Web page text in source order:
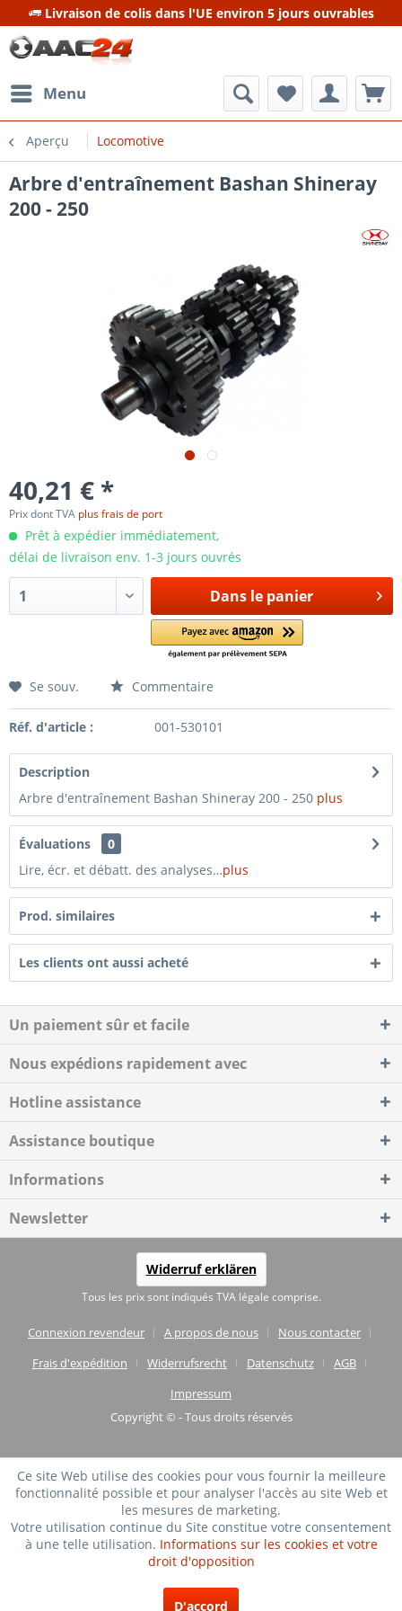
Livraison de colis dans l'UE environ 5 jours ouvrables
Menu
Aperçu Locomotive
Arbre d'entraînement Bashan Shineray
200 - 250
40,21 € *
Prix dont TVA plus frais de port
Prêt à expédier immédiatement,
délai de livraison env. 1-3 jours ouvrés
Dans le panier
Se souv. Commentaire
Réf. d'article : 001-530101
Description
Arbre d'entraînement Bashan Shineray 200 - 250 plus
Évaluations
0
Lire, écr. et débatt. des analyses…plus
Prod. similaires
Les clients ont aussi acheté
Un paiement sûr et facile
Nous expédions rapidement avec
Hotline assistance
Assistance boutique
Informations
Newsletter
Widerruf erklären
Tous les prix sont indiqués TVA légale comprise.
Connexion revendeur A propos de nous
Nous contacter
Frais d'expédition
Widerrufsrecht Datenschutz
AGB
Impressum
Copyright © - Tous droits réservés
Ce site Web utilise des cookies pour vous fournir la meilleure
fonctionnalité possible et pour analyser l'accès au site Web et
les mesures de marketing.
Votre utilisation continue du Site constitue votre consentement
à une telle utilisation. Informations sur les cookies et votre
droit d'opposition
D'accord
(4.75 / 5)
Évaluations à: shopvote.de ⓘ